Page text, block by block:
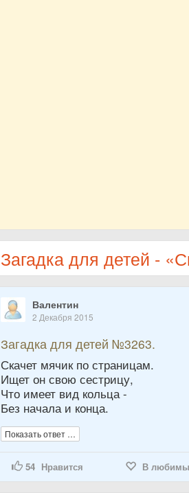
Загадка для детей -
Валентин
2 Декабря 2015
Загадка для детей №3263.
Скачет мячик по страницам.
Ищет он свою сестрицу,
Что имеет вид кольца -
Без начала и конца.
Показать ответ …
54 Нравится В